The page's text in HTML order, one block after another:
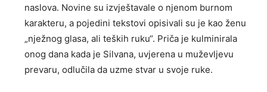
naslova. Novine su izvještavale o njenom burnom
karakteru, a pojedini tekstovi opisivali su je kao ženu
„nježnog glasa, ali teških ruku“. Priča je kulminirala
onog dana kada je Silvana, uvjerena u muževljevu
prevaru, odlučila da uzme stvar u svoje ruke.